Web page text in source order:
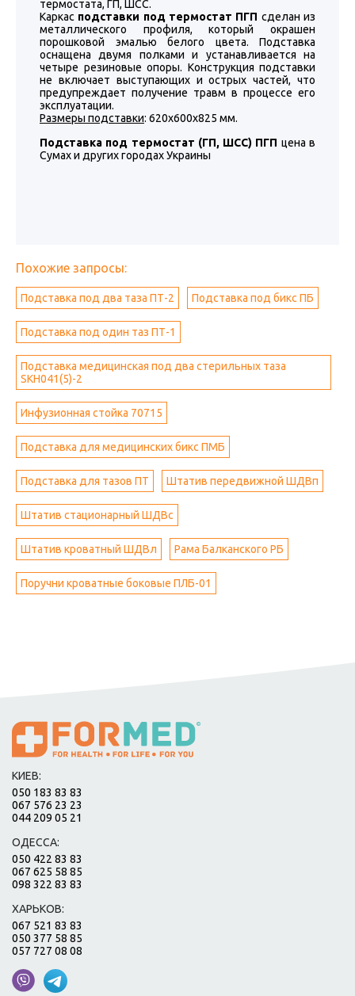
термостата, ГП, ШСС.
Каркас подставки под термостат ПГП сделан из
металлического профиля, который окрашен
порошковой эмалью белого цвета. Подставка
оснащена двумя полками и устанавливается на
четыре резиновые опоры. Конструкция подставки
не включает выступающих и острых частей, что
предупреждает получение травм в процессе его
эксплуатации.
Размеры подставки: 620х600х825 мм.
Подставка под термостат (ГП, ШСС) ПГП цена в
Сумах и других городах Украины
Похожие запросы:
Подставка под два таза ПТ-2 Подставка под бикс ПБ
Подставка под один таз ПТ-1
Подставка медицинская под два стерильных таза
SKH041(5)-2
Инфузионная стойка 70715
Подставка для медицинских бикс ПМБ
Подставка для тазов ПТ Штатив передвижной ШДВп
Штатив стационарный ШДВс
Штатив кроватный ШДВл Рама Балканского РБ
Поручни кроватные боковые ПЛБ-01
КИЕВ:
050 183 83 83
067 576 23 23
044 209 05 21
ОДЕССА:
050 422 83 83
067 625 58 85
098 322 83 83
ХАРЬКОВ:
067 521 83 83
050 377 58 85
057 727 08 08